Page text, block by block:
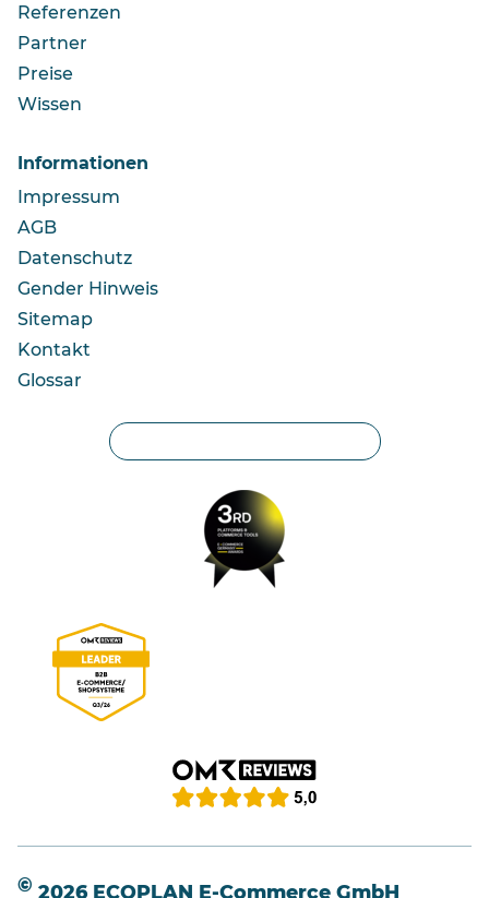
Referenzen
Partner
Preise
Wissen
Informationen
Impressum
AGB
Datenschutz
Gender Hinweis
Sitemap
Kontakt
Glossar
© 2026 ECOPLAN E-Commerce GmbH